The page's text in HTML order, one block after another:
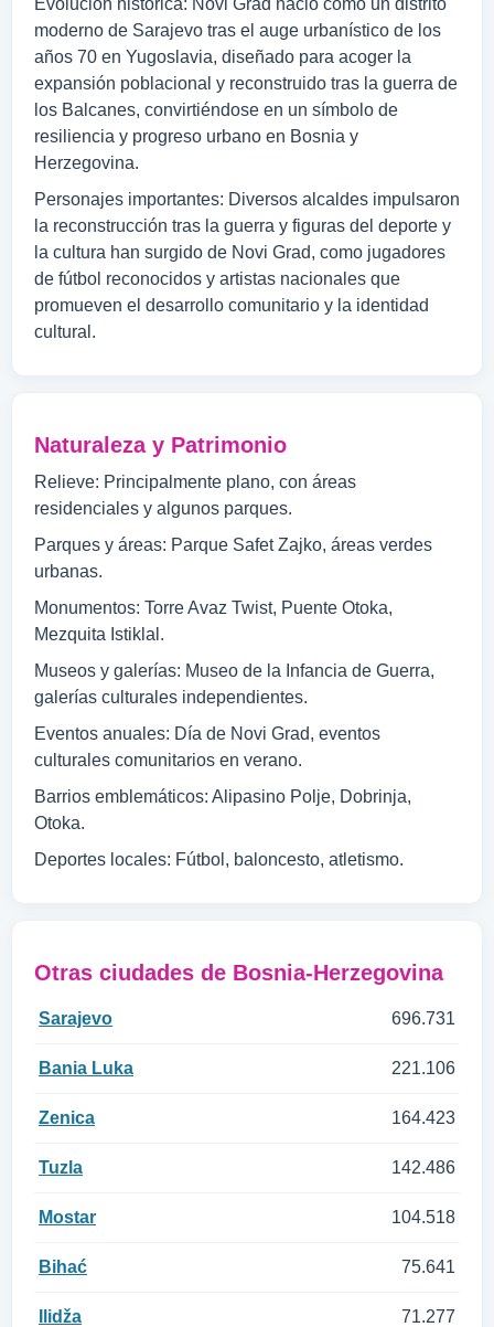
Evolución histórica: Novi Grad nació como un distrito
moderno de Sarajevo tras el auge urbanístico de los
años 70 en Yugoslavia, diseñado para acoger la
expansión poblacional y reconstruido tras la guerra de
los Balcanes, convirtiéndose en un símbolo de
resiliencia y progreso urbano en Bosnia y
Herzegovina.
Personajes importantes: Diversos alcaldes impulsaron
la reconstrucción tras la guerra y figuras del deporte y
la cultura han surgido de Novi Grad, como jugadores
de fútbol reconocidos y artistas nacionales que
promueven el desarrollo comunitario y la identidad
cultural.
Naturaleza y Patrimonio
Relieve: Principalmente plano, con áreas
residenciales y algunos parques.
Parques y áreas: Parque Safet Zajko, áreas verdes
urbanas.
Monumentos: Torre Avaz Twist, Puente Otoka,
Mezquita Istiklal.
Museos y galerías: Museo de la Infancia de Guerra,
galerías culturales independientes.
Eventos anuales: Día de Novi Grad, eventos
culturales comunitarios en verano.
Barrios emblemáticos: Alipasino Polje, Dobrinja,
Otoka.
Deportes locales: Fútbol, baloncesto, atletismo.
Otras ciudades de Bosnia-Herzegovina
Sarajevo 696.731
Bania Luka 221.106
Zenica 164.423
Tuzla 142.486
Mostar 104.518
Bihać 75.641
Ilidža 71.277